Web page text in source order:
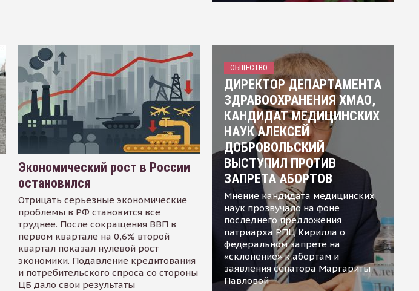
Экономический рост в России
остановился
Отрицать серьезные экономические
проблемы в РФ становится все
труднее. После сокращения ВВП в
первом квартале на 0,6% второй
квартал показал нулевой рост
экономики. Подавление кредитования
и потребительского спроса со стороны
ЦБ дало свои результаты
ОБЩЕСТВО
ДИРЕКТОР ДЕПАРТАМЕНТА
ЗДРАВООХРАНЕНИЯ ХМАО,
КАНДИДАТ МЕДИЦИНСКИХ
НАУК АЛЕКСЕЙ
ДОБРОВОЛЬСКИЙ
ВЫСТУПИЛ ПРОТИВ
ЗАПРЕТА АБОРТОВ
Мнение кандидата медицинских
наук прозвучало на фоне
последнего предложения
патриарха РПЦ Кирилла о
федеральном запрете на
«склонение» к абортам и
заявления сенатора Маргариты
Павловой